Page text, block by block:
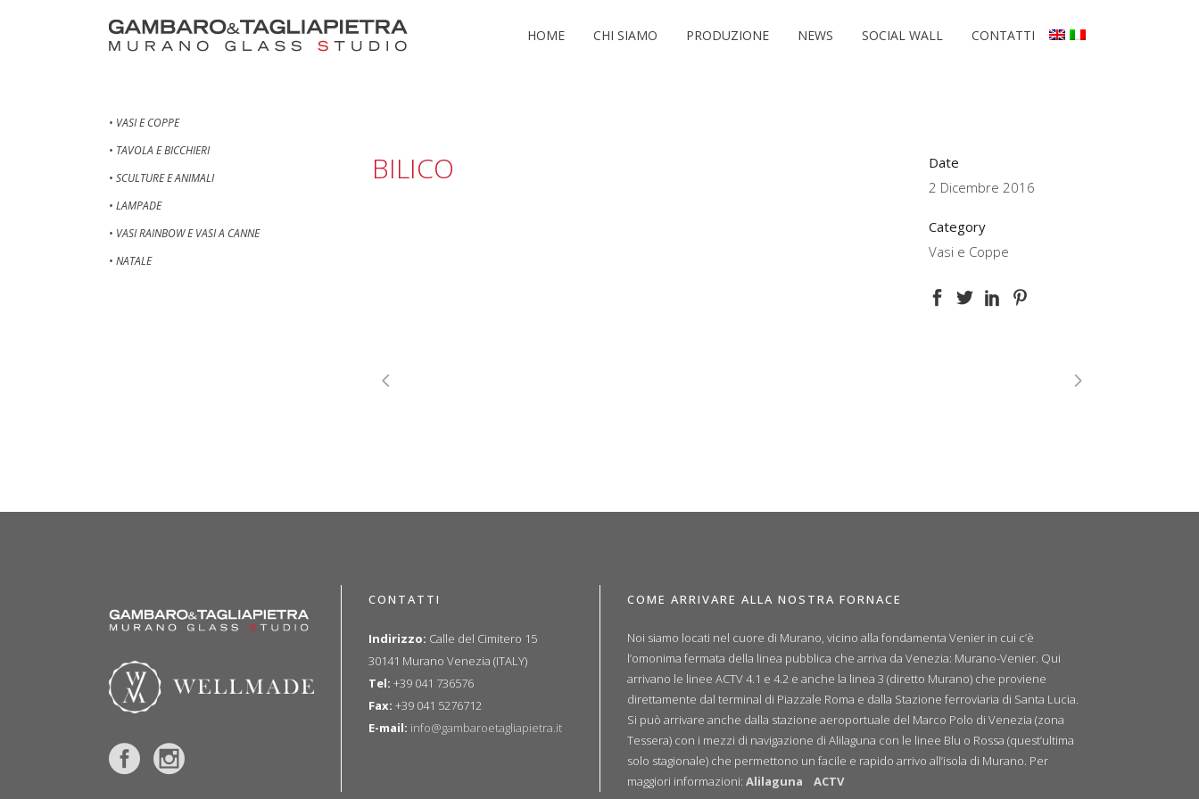
HOME CHI SIAMO PRODUZIONE NEWS SOCIAL WALL CONTATTI
• VASI E COPPE
• TAVOLA E BICCHIERI
• SCULTURE E ANIMALI
• LAMPADE
• VASI RAINBOW E VASI A CANNE
• NATALE
BILICO
Date
2 Dicembre 2016
Category
Vasi e Coppe
CONTATTI
Indirizzo: Calle del Cimitero 15
30141 Murano Venezia (ITALY)
Tel: +39 041 736576
Fax: +39 041 5276712
E-mail: info@gambaroetagliapietra.it
COME ARRIVARE ALLA NOSTRA FORNACE
Noi siamo locati nel cuore di Murano, vicino alla fondamenta Venier in cui c’è
l’omonima fermata della linea pubblica che arriva da Venezia: Murano-Venier. Qui
arrivano le linee ACTV 4.1 e 4.2 e anche la linea 3 (diretto Murano) che proviene
direttamente dal terminal di Piazzale Roma e dalla Stazione ferroviaria di Santa Lucia.
Si può arrivare anche dalla stazione aeroportuale del Marco Polo di Venezia (zona
Tessera) con i mezzi di navigazione di Alilaguna con le linee Blu o Rossa (quest’ultima
solo stagionale) che permettono un facile e rapido arrivo all’isola di Murano. Per
maggiori informazioni: Alilaguna ACTV